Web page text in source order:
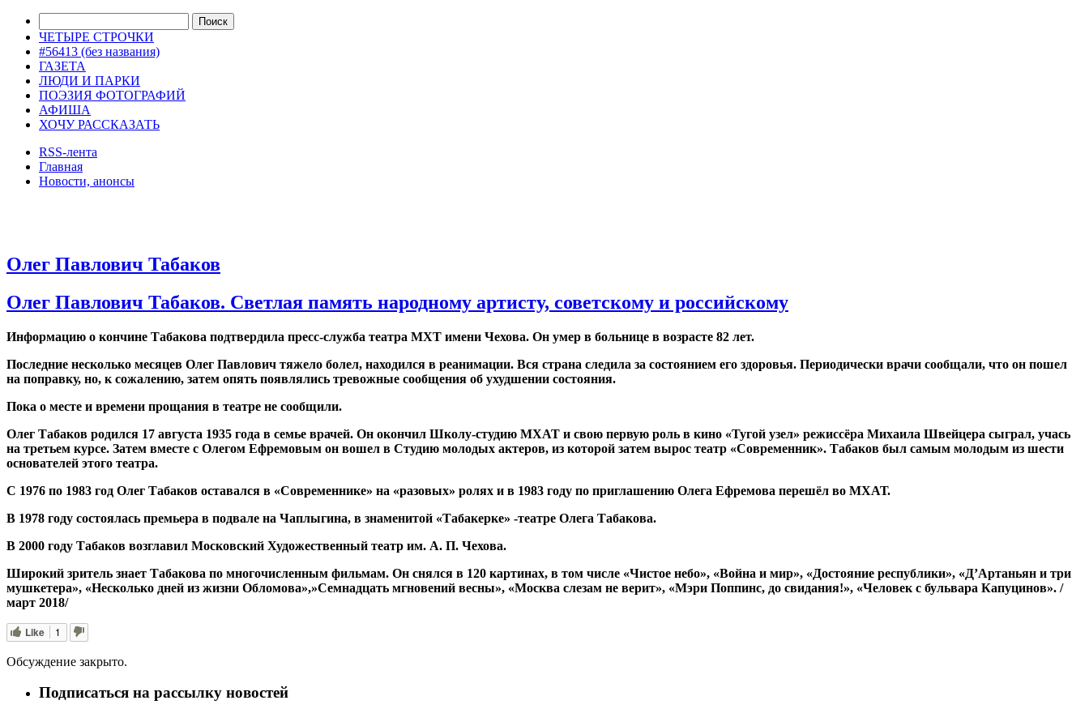
ЧЕТЫРЕ СТРОЧКИ
#56413 (без названия)
ГАЗЕТА
ЛЮДИ И ПАРКИ
ПОЭЗИЯ ФОТОГРАФИЙ
АФИША
ХОЧУ РАССКАЗАТЬ
RSS-лента
Главная
Новости, анонсы
Олег Павлович Табаков
Олег Павлович Табаков. Светлая память народному артисту, советскому и российскому
Информацию о кончине Табакова подтвердила пресс-служба театра МХТ имени Чехова. Он умер в больнице в возрасте 82 лет.
Последние несколько месяцев Олег Павлович тяжело болел, находился в реанимации. Вся страна следила за состоянием его здоровья. Периодически врачи сообщали, что он пошел
на поправку, но, к сожалению, затем опять появлялись тревожные сообщения об ухудшении состояния.
Пока о месте и времени прощания в театре не сообщили.
Олег Табаков родился 17 августа 1935 года в семье врачей. Он окончил Школу-студию МХАТ и свою первую роль в кино «Тугой узел» режиссёра Михаила Швейцера сыграл, учась
на третьем курсе. Затем вместе с Олегом Ефремовым он вошел в Студию молодых актеров, из которой затем вырос театр «Современник». Табаков был самым молодым из шести
основателей этого театра.
С 1976 по 1983 год Олег Табаков оставался в «Современнике» на «разовых» ролях и в 1983 году по приглашению Олега Ефремова перешёл во МХАТ.
В 1978 году состоялась премьера в подвале на Чаплыгина, в знаменитой «Табакерке» -театре Олега Табакова.
В 2000 году Табаков возглавил Московский Художественный театр им. А. П. Чехова.
Широкий зритель знает Табакова по многочисленным фильмам. Он снялся в 120 картинах, в том числе «Чистое небо», «Война и мир», «Достояние республики», «Д’Артаньян и три
мушкетера», «Несколько дней из жизни Обломова»,»Семнадцать мгновений весны», «Москва слезам не верит», «Мэри Поппинс, до свидания!», «Человек с бульвара Капуцинов». /
март 2018/
Like 1
Обсуждение закрыто.
Подписаться на рассылку новостей